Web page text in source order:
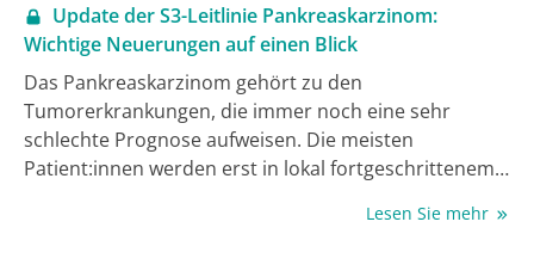
Update der S3-Leitlinie Pankreaskarzinom:
Wichtige Neuerungen auf einen Blick
Das Pankreaskarzinom gehört zu den
Tumorerkrankungen, die immer noch eine sehr
schlechte Prognose aufweisen. Die meisten
Patient:innen werden erst in lokal fortgeschrittenem
dem letzten Update der interdisziplinären S3-Leitlinie
Lesen Sie mehr